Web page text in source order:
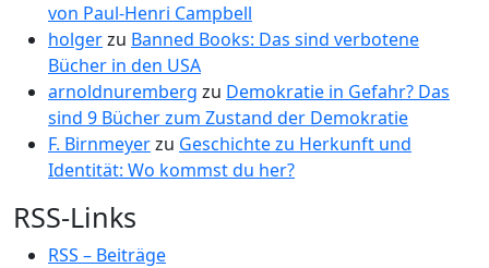
von Paul-Henri Campbell
holgerzu Banned Books: Das sind verbotene
Bücher in den USA
arnoldnuremberg zu Demokratie in Gefahr? Das
sind 9 Bücher zum Zustand der Demokratie
F. Birnmeyerzu Geschichte zu Herkunft und
Identität: Wo kommst du her?
RSS-Links
RSS – Beiträge